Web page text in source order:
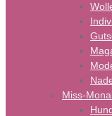
Miss-